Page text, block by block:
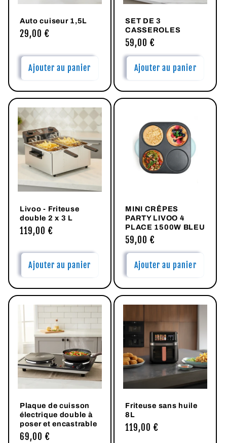
Auto cuiseur 1,5L
Prix
29,00 €
Ajouter au panier
SET DE 3
CASSEROLES
Prix
habituel
59,00 €
Ajouter au panier
Livoo - Friteuse
double 2 x 3 L
Prix
119,00 €
Ajouter au panier
MINI CRÊPES
PARTY LIVOO 4
PLACE 1500W BLEU
Prix
habituel
59,00 €
Ajouter au panier
Plaque de cuisson
électrique double à
poser et encastrable
Prix
69,00 €
Friteuse sans huile
8L
Prix
119,00 €